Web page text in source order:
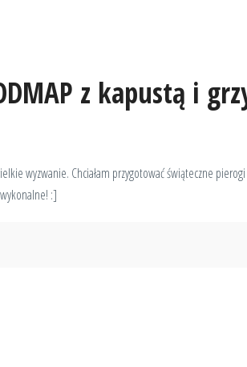
z kapustą i
wyzwanie. Chciałam przygotować świąteczne
:]